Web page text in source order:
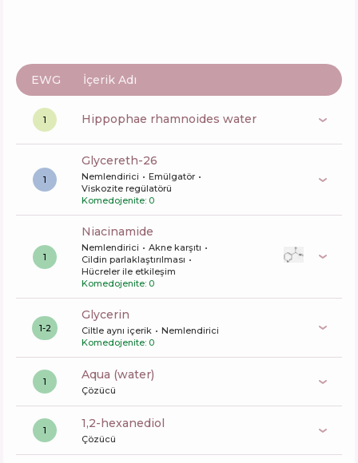
EWG İçerik Adı
1 hippophae rhamnoides water
1
glycereth-26
Nemlendirici
Emülgatör
Viskozite regülatörü
Komedojenite: 0
1
niacinamide
Nemlendirici
Akne karşıtı
Cildin parlaklaştırılması
Hücreler ile etkileşim
Komedojenite: 0
1-2
glycerin
Ciltle aynı içerik
Nemlendirici
Komedojenite: 0
1 aqua (water)
Çözücü
1 1,2-hexanediol
Çözücü